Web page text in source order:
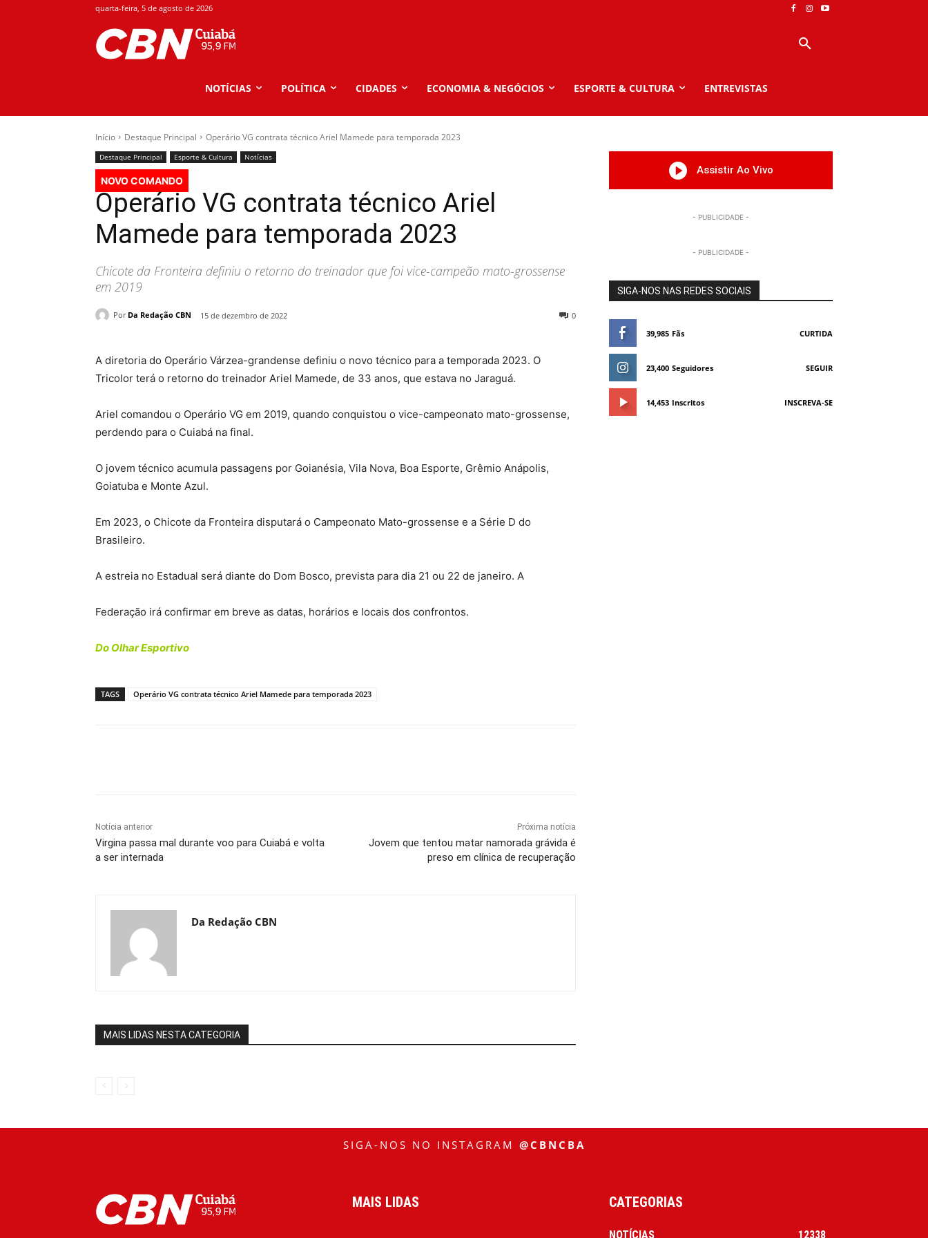
quarta-feira, 5 de agosto de 2026
NOTÍCIAS POLÍTICA CIDADES ECONOMIA & NEGÓCIOS ESPORTE & CULTURA ENTREVISTAS
Início Destaque Principal Operário VG contrata técnico Ariel Mamede para temporada 2023
Destaque Principal Esporte & Cultura Notícias
NOVO COMANDO
Operário VG contrata técnico Ariel
Mamede para temporada 2023
Chicote da Fronteira definiu o retorno do treinador que foi vice-campeão mato-grossense
em 2019
Por Da Redação CBN 15 de dezembro de 2022 0
A diretoria do Operário Várzea-grandense definiu o novo técnico para a temporada 2023. O
Tricolor terá o retorno do treinador Ariel Mamede, de 33 anos, que estava no Jaraguá.
Ariel comandou o Operário VG em 2019, quando conquistou o vice-campeonato mato-grossense,
perdendo para o Cuiabá na final.
O jovem técnico acumula passagens por Goianésia, Vila Nova, Boa Esporte, Grêmio Anápolis,
Goiatuba e Monte Azul.
Em 2023, o Chicote da Fronteira disputará o Campeonato Mato-grossense e a Série D do
Brasileiro.
A estreia no Estadual será diante do Dom Bosco, prevista para dia 21 ou 22 de janeiro. A
Federação irá confirmar em breve as datas, horários e locais dos confrontos.
Do Olhar Esportivo
TAGS Operário VG contrata técnico Ariel Mamede para temporada 2023
Notícia anterior
Virgina passa mal durante voo para Cuiabá e volta
a ser internada
Próxima notícia
Jovem que tentou matar namorada grávida é
preso em clínica de recuperação
Da Redação CBN
MAIS LIDAS NESTA CATEGORIA
Assistir Ao Vivo
- PUBLICIDADE -
- PUBLICIDADE -
SIGA-NOS NAS REDES SOCIAIS
39,985 Fãs CURTIDA
23,400 Seguidores SEGUIR
14,453 Inscritos INSCREVA-SE
SIGA-NOS NO INSTAGRAM @CBNCBA
MAIS LIDAS CATEGORIAS
NOTÍCIAS 12338